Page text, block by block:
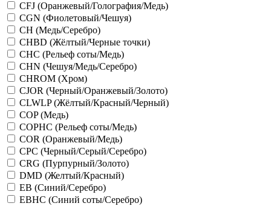
CFJ (Оранжевый/Голография/Медь)
CGN (Фиолетовый/Чешуя)
CH (Медь/Серебро)
CHBD (Жёлтый/Черные точки)
CHC (Рельеф соты/Медь)
CHN (Чешуя/Медь/Серебро)
CHROM (Хром)
CJOR (Черный/Оранжевый/Золото)
CLWLP (Жёлтый/Красный/Черный)
COP (Медь)
COPHC (Рельеф соты/Медь)
COR (Оранжевый/Медь)
CPC (Черный/Серый/Серебро)
CRG (Пурпурный/Золото)
DMD (Желтый/Красный)
EB (Синий/Серебро)
EBHC (Синий соты/Серебро)